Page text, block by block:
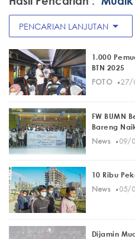
PENCARIAN LANJUTAN arrow_drop_down
1.000
BTN 2025
FOTO· 27/
FW BUMN
Bareng
News· 09/
10 Ribu
News· 05/
Dijamin